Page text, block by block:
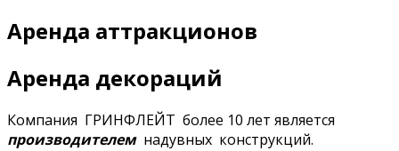
Аренда аттракционов
Аренда декораций
Компания ГРИНФЛЕЙТ более 10 лет является
производителемнадувных конструкций.